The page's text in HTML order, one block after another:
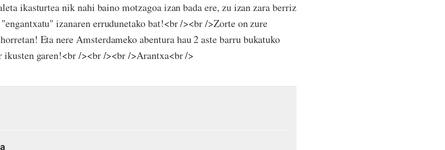
ikasturtea nik nahi baino motzagoa izan bada ere, zu izan zara berriz
izanaren errudunetako bat!<br /><br />Zorte on zure
Eta nere Amsterdameko abentura hau 2 aste barru bukatuko
ikusten garen!<br /><br /><br />Arantxa<br />